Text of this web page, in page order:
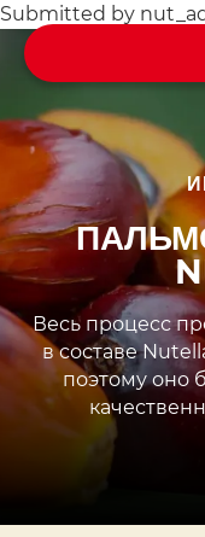
Skip
main
Main
navigation
Submitted by
Весь процесс
в составе
поэтому оно